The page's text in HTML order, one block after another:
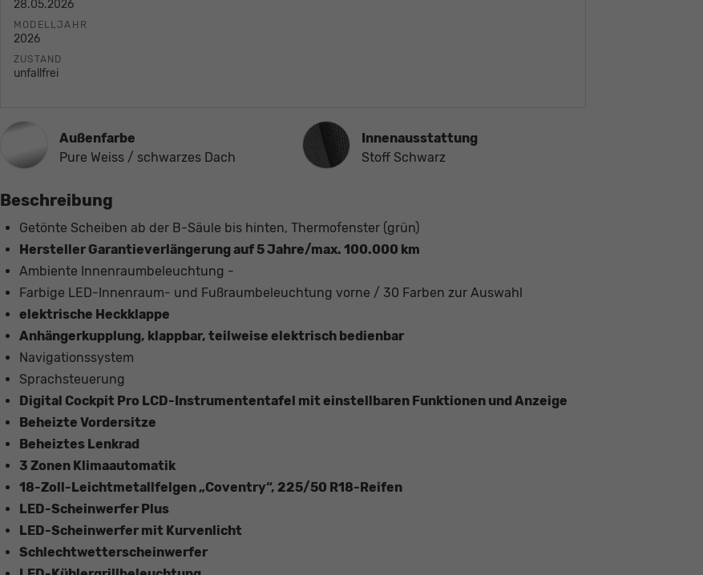
28.05.2026
MODELLJAHR
2026
ZUSTAND
unfallfrei
Außenfarbe
Pure Weiss / schwarzes Dach
Innenausstattung
Innenausstattung
Stoff Schwarz
Beschreibung
Getönte Scheiben ab der B-Säule bis hinten, Thermofenster (grün)
Hersteller Garantieverlängerung auf 5 Jahre/max. 100.000 km
Ambiente Innenraumbeleuchtung -
Farbige LED-Innenraum- und Fußraumbeleuchtung vorne / 30 Farben zur Auswahl
elektrische Heckklappe
Anhängerkupplung, klappbar, teilweise elektrisch bedienbar
Navigationssystem
Sprachsteuerung
Digital Cockpit Pro LCD-Instrumententafel mit einstellbaren Funktionen und Anzeige
Beheizte Vordersitze
Beheiztes Lenkrad
3 Zonen Klimaautomatik
18-Zoll-Leichtmetallfelgen „Coventry“, 225/50 R18-Reifen
LED-Scheinwerfer Plus
LED-Scheinwerfer mit Kurvenlicht
Schlechtwetterscheinwerfer